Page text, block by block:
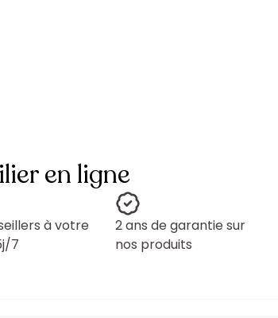
en ligne
à votre
7
2 ans de garantie sur
nos produits